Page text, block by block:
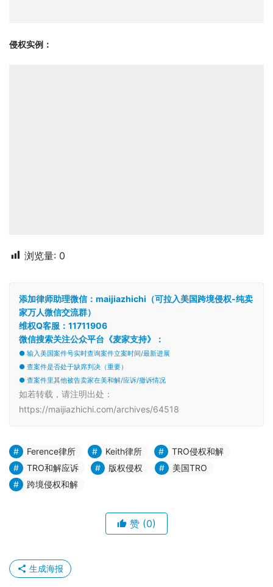
侵权实例：
浏览量: 0
添加律师助理微信：maijiazhichi（可拉入美国跨境侵权-纯卖
家万人微信交流群）
维权Q客服：11711906
微信搜索关注公众平台《麦家支持》：
● 输入美国案件号实时查询案件立案时间/最新进展
● 查案件是否处于缺席判决（重要）
● 查案件里其他被告卖家在美和解/应诉/撤诉情况
如若转载，请注明出处：
https://maijiazhichi.com/archives/64518
Ference律所 Keith律所
TRO侵权和解
TRO和解应诉
版权侵权
美国TRO
跨境侵权和解
赞 (0)
生成海报